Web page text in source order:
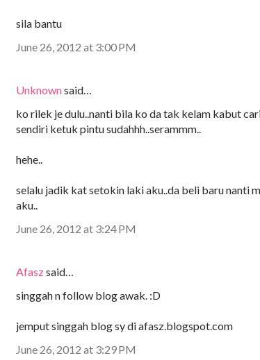
sila bantu
June 26, 2012 at 3:00 PM
Unknownsaid…
ko rilek je dulu..nanti bila ko da tak kelam kabut
sendiri ketuk pintu sudahhh..serammm..
hehe..
selalu jadik kat setokin laki aku..da beli baru nanti
aku..
June 26, 2012 at 3:24 PM
Afaszsaid…
singgah n follow blog awak. :D
jemput singgah blog sy di afasz.blogspot.com
June 26, 2012 at 3:29 PM